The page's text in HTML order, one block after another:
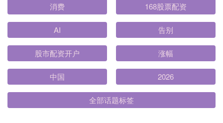
消费 168股票配资
AI 告别
股市配资开户 涨幅
中国 2026
全部话题标签